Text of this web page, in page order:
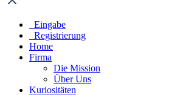
Eingabe
Registrierung
Home
Firma
Die Mission
Über Uns
Kuriositäten